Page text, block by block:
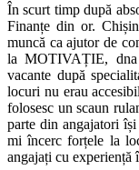
În scurt timp după
Finanțe din or.
muncă ca ajutor de
la MOTIVAȚIE,
vacante după
locuri nu erau
folosesc un scaun
parte din angajatori
mi încerc forțele la
angajați cu experiență